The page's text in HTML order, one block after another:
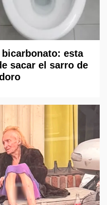
esta
sacar el sarro de